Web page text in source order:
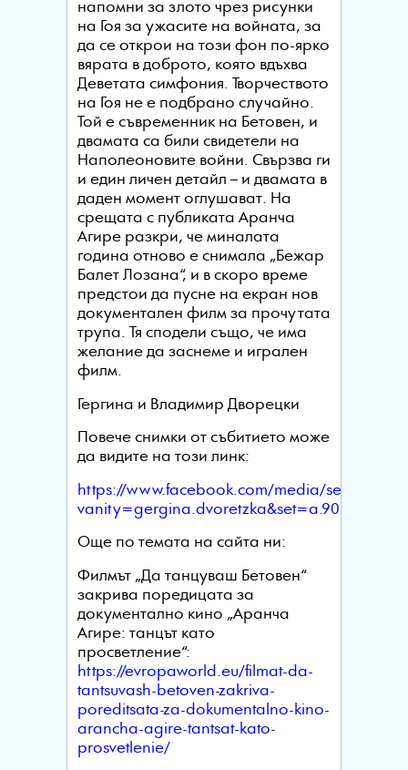
напомни за злото чрез рисунки
на Гоя за ужасите на войната, за
да се открои на този фон по-ярко
вярата в доброто, която вдъхва
Деветата симфония. Творчеството
на Гоя не е подбрано случайно.
Той е съвременник на Бетовен, и
двамата са били свидетели на
Наполеоновите войни. Свързва ги
и един личен детайл – и двамата в
даден момент оглушават. На
срещата с публиката Аранча
Агире разкри, че миналата
година отново е снимала „Бежар
Балет Лозана“, и в скоро време
предстои да пусне на екран нов
документален филм за прочутата
трупа. Тя сподели също, че има
желание да заснеме и игрален
филм.
Гергина и Владимир Дворецки
Повече снимки от събитието може
да видите на този линк:
https://www.facebook.com/media/set/?
Още по темата на сайта ни:
Филмът „Да танцуваш Бетовен“
закрива поредицата за
документално кино „Аранча
Агире: танцът като
просветление“:
https://evropaworld.eu/filmat-da-
tantsuvash-betoven-zakriva-
poreditsata-za-dokumentalno-kino-
arancha-agire-tantsat-kato-
prosvetlenie/